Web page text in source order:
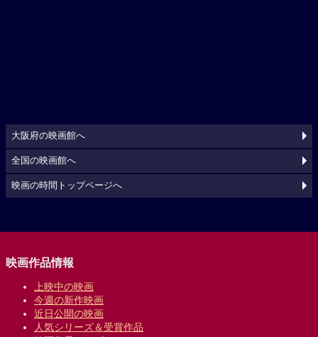
大阪府の映画館へ
全国の映画館へ
映画の時間トップページへ
映画作品情報
上映中の映画
今週の新作映画
近日公開の映画
人気シリーズ＆受賞作品